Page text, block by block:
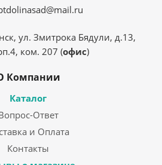
ул. Змитрока Бядули, д.13,
ком. 207 (офис)
Компании
Каталог
Ответ
и Оплата
Контакты